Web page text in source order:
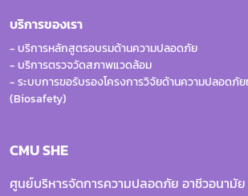
บริการของเรา
- บริการหลักสูตรอบรมด้านความปลอดภัย
- บริการตรวจวัดสภาพแวดล้อม
- ระบบการขอรับรองโครงการวิจัยด้านความปลอดภั
(Biosafety)
CMU SHE
ศูนย์บริหารจัดการความปลอดภัย อาชีวอนามัย